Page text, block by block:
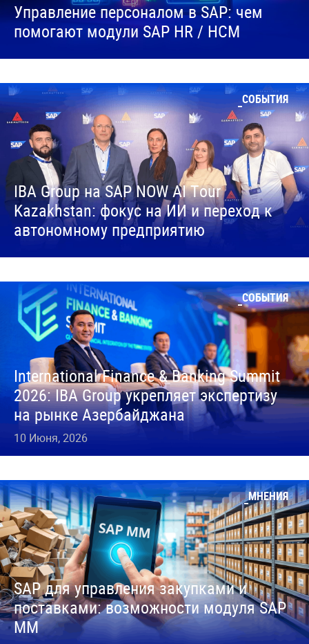
Управление персоналом в SAP: чем
помогают модули SAP HR / HCM
СОБЫТИЯ
IBA Group на SAP NOW AI Tour
Kazakhstan: фокус на ИИ и переход к
автономному предприятию
СОБЫТИЯ
International Finance & Banking Summit
2026: IBA Group укрепляет экспертизу
на рынке Азербайджана
10 Июня, 2026
МНЕНИЯ
SAP для управления закупками и
поставками: возможности модуля SAP
MM